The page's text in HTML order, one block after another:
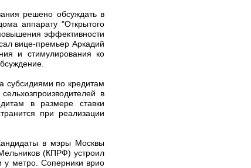
решено обсуждать в
аппарату "Открытого
эффективности
вице-премьер Аркадий
и стимулирования ко
субсидиями по кредитам
в
в размере ставки
при реализации
в мэры Москвы
(КПРФ) устроил
у метро. Соперники врио